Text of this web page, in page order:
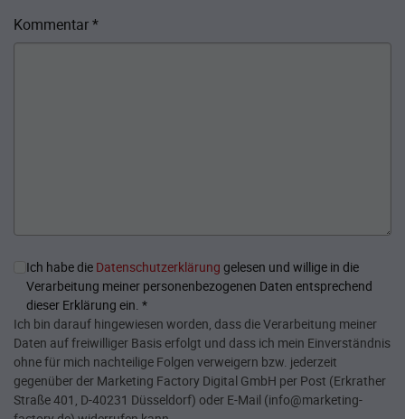
Kommentar*
Ich habe die Datenschutzerklärung gelesen und willige in die
Verarbeitung meiner personenbezogenen Daten entsprechend
dieser Erklärung ein. *
Ich bin darauf hingewiesen worden, dass die Verarbeitung meiner
Daten auf freiwilliger Basis erfolgt und dass ich mein Einverständnis
ohne für mich nachteilige Folgen verweigern bzw. jederzeit
gegenüber der Marketing Factory Digital GmbH per Post (Erkrather
Straße 401, D-40231 Düsseldorf) oder E-Mail (info@marketing-